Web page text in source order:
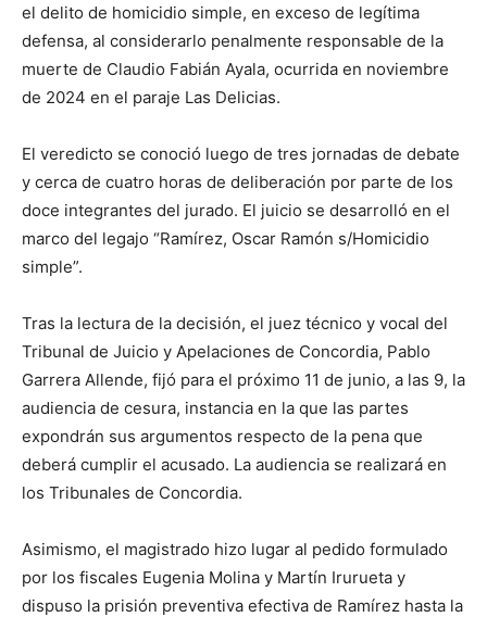
el delito de homicidio simple, en exceso de legítima
defensa, al considerarlo penalmente responsable de la
muerte de Claudio Fabián Ayala, ocurrida en noviembre
de 2024 en el paraje Las Delicias.
El veredicto se conoció luego de tres jornadas de debate
y cerca de cuatro horas de deliberación por parte de los
doce integrantes del jurado. El juicio se desarrolló en el
marco del legajo “Ramírez, Oscar Ramón s/Homicidio
simple”.
Tras la lectura de la decisión, el juez técnico y vocal del
Tribunal de Juicio y Apelaciones de Concordia, Pablo
Garrera Allende, fijó para el próximo 11 de junio, a las 9, la
audiencia de cesura, instancia en la que las partes
expondrán sus argumentos respecto de la pena que
deberá cumplir el acusado. La audiencia se realizará en
los Tribunales de Concordia.
Asimismo, el magistrado hizo lugar al pedido formulado
por los fiscales Eugenia Molina y Martín Irurueta y
dispuso la prisión preventiva efectiva de Ramírez hasta la